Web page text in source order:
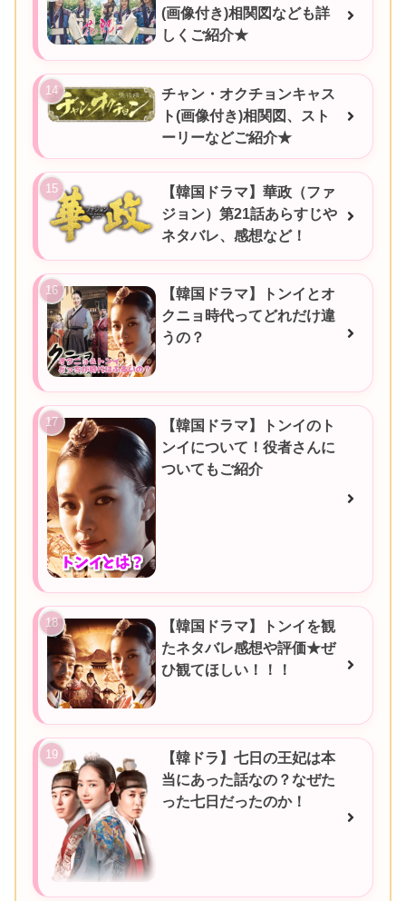
(画像付き)相関図なども詳
しくご紹介★
チャン・オクチョンキャス
ト(画像付き)相関図、スト
ーリーなどご紹介★
【韓国ドラマ】華政（ファ
ジョン）第21話あらすじや
ネタバレ、感想など！
【韓国ドラマ】トンイとオ
クニョ時代ってどれだけ違
うの？
【韓国ドラマ】トンイのト
ンイについて！役者さんに
ついてもご紹介
【韓国ドラマ】トンイを観
たネタバレ感想や評価★ぜ
ひ観てほしい！！！
【韓ドラ】七日の王妃は本
当にあった話なの？なぜた
った七日だったのか！